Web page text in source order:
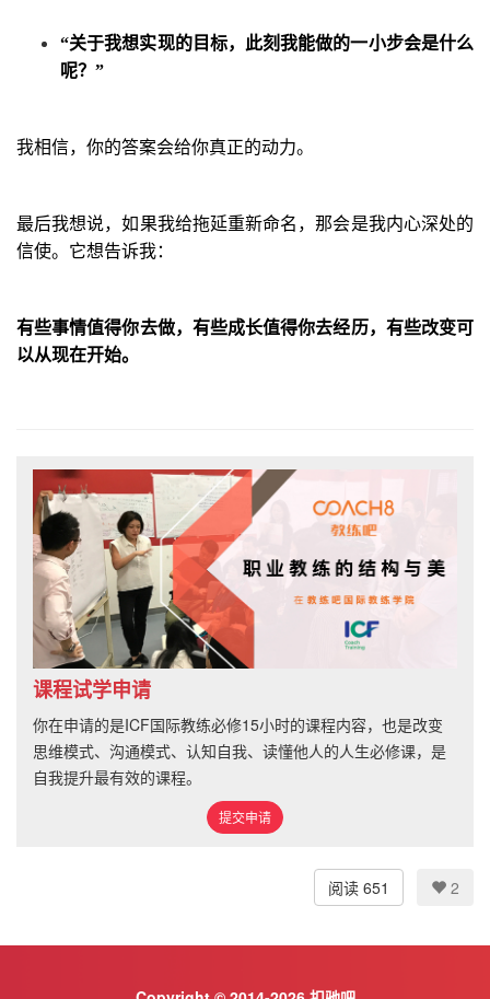
“关于我想实现的目标，此刻我能做的一小步会是什么
呢？ ”
我相信，你的答案会给你真正的动力。
最后我想说，如果我给拖延重新命名，那会是我内心深处的
信使。它想告诉我：
有些事情值得你去做，有些成长值得你去经历，有些改变可
以从现在开始。
课程试学申请
你在申请的是ICF国际教练必修15小时的课程内容，也是改变
思维模式、沟通模式、认知自我、读懂他人的人生必修课，是
自我提升最有效的课程。
提交申请
阅读 651 2